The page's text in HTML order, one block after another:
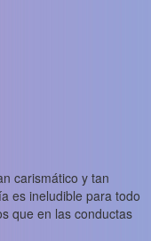
carismático y tan
es ineludible para todo
que en las conductas